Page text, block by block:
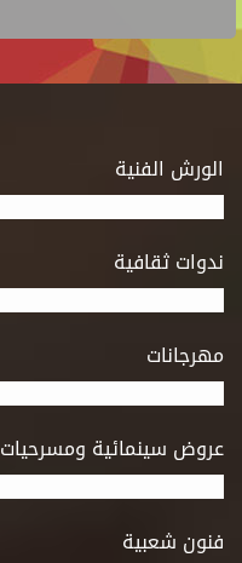
الورش الفنية
ندوات ثقافية
مهرجانات
عروض سينمائية ومسرحيات
فنون شعبية